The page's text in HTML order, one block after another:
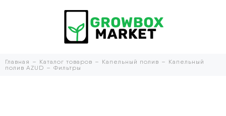
Главная Каталог товаров Капельный полив
Капельный
полив AZUD
Фильтры